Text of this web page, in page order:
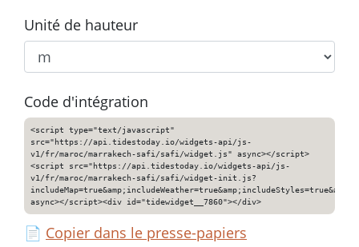
Unité de hauteur
Code d'intégration
<script type="text/javascript"
src="https://api.tidestoday.io/widgets-api/js-
v1/fr/maroc/marrakech-safi/safi/widget.js" async></script>
<script src="https://api.tidestoday.io/widgets-api/js-
v1/fr/maroc/marrakech-safi/safi/widget-init.js?
async></script><div id="tidewidget__7860"></div>
📄 Copier dans le presse-papiers